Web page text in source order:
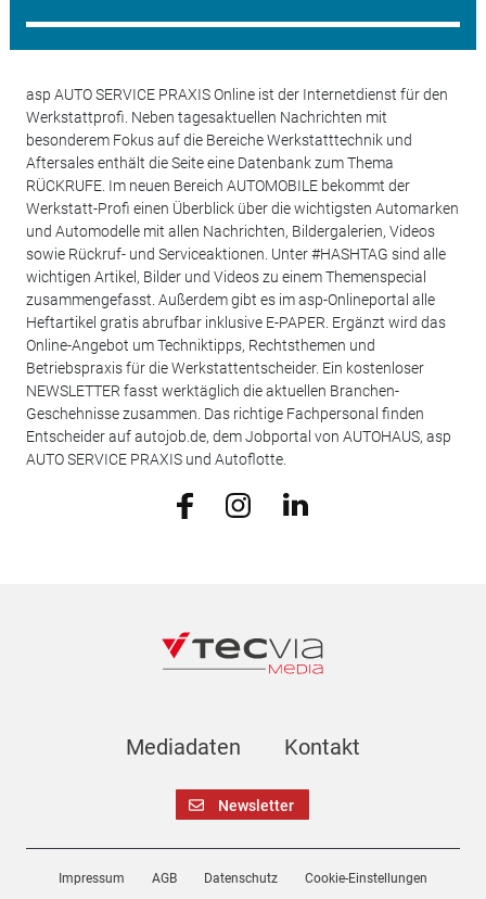
asp AUTO SERVICE PRAXIS Online ist der Internetdienst für den
Werkstattprofi. Neben tagesaktuellen Nachrichten mit
besonderem Fokus auf die Bereiche Werkstatttechnik und
Aftersales enthält die Seite eine Datenbank zum Thema
RÜCKRUFE. Im neuen Bereich AUTOMOBILE bekommt der
Werkstatt-Profi einen Überblick über die wichtigsten Automarken
und Automodelle mit allen Nachrichten, Bildergalerien, Videos
sowie Rückruf- und Serviceaktionen. Unter #HASHTAG sind alle
wichtigen Artikel, Bilder und Videos zu einem Themenspecial
zusammengefasst. Außerdem gibt es im asp-Onlineportal alle
Heftartikel gratis abrufbar inklusive E-PAPER. Ergänzt wird das
Online-Angebot um Techniktipps, Rechtsthemen und
Betriebspraxis für die Werkstattentscheider. Ein kostenloser
NEWSLETTER fasst werktäglich die aktuellen Branchen-
Geschehnisse zusammen. Das richtige Fachpersonal finden
Entscheider auf autojob.de, dem Jobportal von AUTOHAUS, asp
AUTO SERVICE PRAXIS und Autoflotte.
Mediadaten Kontakt
Newsletter
Impressum AGB Datenschutz Cookie-Einstellungen